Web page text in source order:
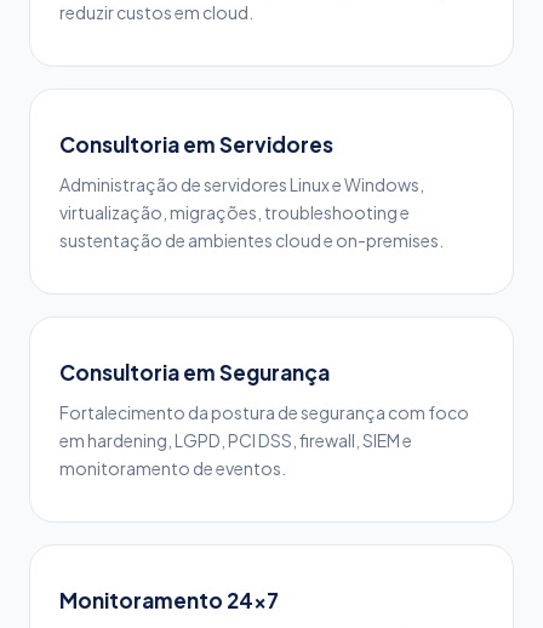
reduzir custos em cloud.
Consultoria em Servidores
Administração de servidores Linux e Windows,
virtualização, migrações, troubleshooting e
sustentação de ambientes cloud e on-premises.
Consultoria em Segurança
Fortalecimento da postura de segurança com foco
em hardening, LGPD, PCI DSS, firewall, SIEM e
monitoramento de eventos.
Monitoramento 24x7